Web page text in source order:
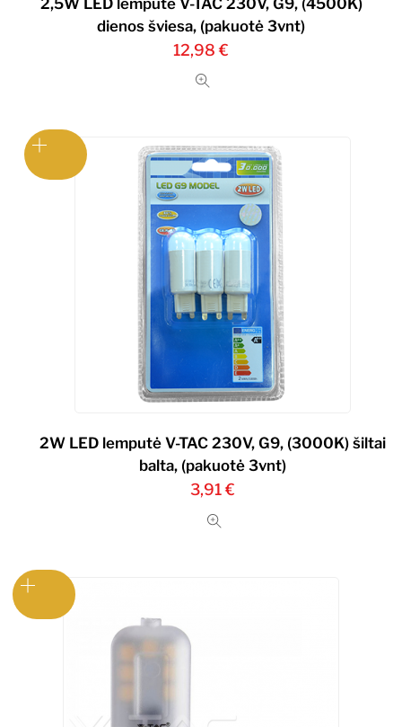
dienos šviesa, (pakuotė 3vnt)
12,98 €
2W LED lemputė V-TAC 230V, G9, (3000K) šiltai
balta, (pakuotė 3vnt)
3,91€